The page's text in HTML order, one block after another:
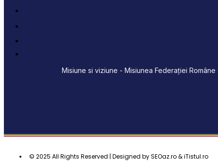
Misiune si viziune - Misiunea Federației
© 2025 All Rights Reserved | Designed by SEOaz.ro & iTistul.ro